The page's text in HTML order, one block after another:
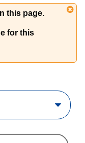
this page.
for this